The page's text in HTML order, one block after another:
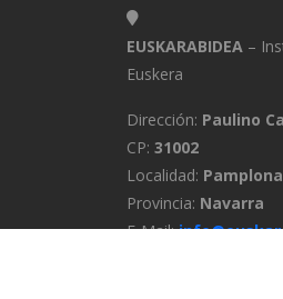
EUSKARABIDEA –
Euskera
Dirección: Paulino
CP: 31002
Localidad:
Provincia: Navarra
E-Mail: